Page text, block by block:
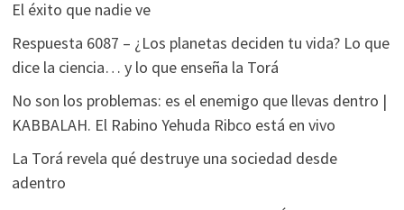
El éxito que nadie ve
Respuesta 6087 – ¿Los planetas deciden tu vida? Lo que
dice la ciencia… y lo que enseña la Torá
No son los problemas: es el enemigo que llevas dentro |
KABBALAH. El Rabino Yehuda Ribco está en vivo
La Torá revela qué destruye una sociedad desde
adentro